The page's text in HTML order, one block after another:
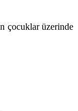
çocuklar üzerinde